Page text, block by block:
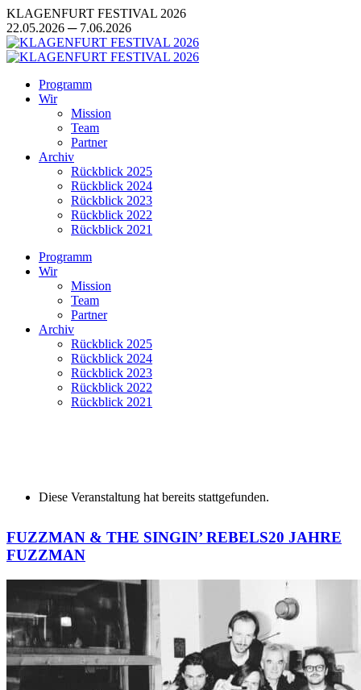
Zum
Inhalt
springen
KLAGENFURT FESTIVAL 2026
22.05.2026 ─ 7.06.2026
Programm
Wir
Mission
Team
Partner
Archiv
Rückblick 2025
Rückblick 2024
Rückblick 2023
Rückblick 2022
Rückblick 2021
Programm
Wir
Mission
Team
Partner
Archiv
Rückblick 2025
Rückblick 2024
Rückblick 2023
Rückblick 2022
Rückblick 2021
Diese Veranstaltung hat bereits stattgefunden.
FUZZMAN & THE SINGIN’ REBELS20 JAHRE
FUZZMAN